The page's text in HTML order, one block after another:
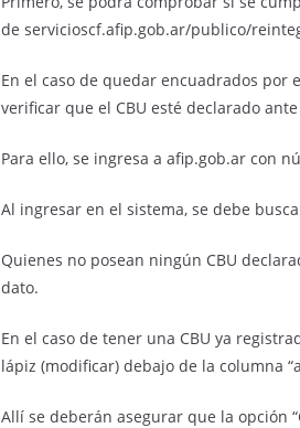
de servicioscf.afip.gob.ar/publico/
En el caso de quedar encuadrados por
verificar que el CBU esté declarado
Para ello, se ingresa a afip.gob.ar con
Al ingresar en el sistema, se debe
Quienes no posean ningún CBU
dato.
En el caso de tener una CBU ya
lápiz (modificar) debajo de la columna
Allí se deberán asegurar que la opción